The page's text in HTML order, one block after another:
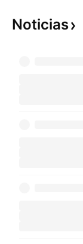
todo el mundo.
Noticias